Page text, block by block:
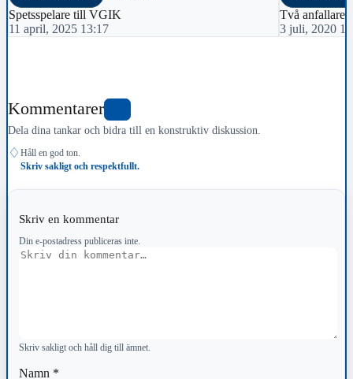
Spetsspelare till VGIK
11 april, 2025 13:17
Två anfallare
3 juli, 2020
Kommentarer
Dela dina tankar och bidra till en konstruktiv diskussion.
♢ Håll en god ton.
Skriv sakligt och respektfullt.
Skriv en kommentar
Din e-postadress publiceras inte.
Kommentar
Skriv sakligt och håll dig till ämnet.
Namn *